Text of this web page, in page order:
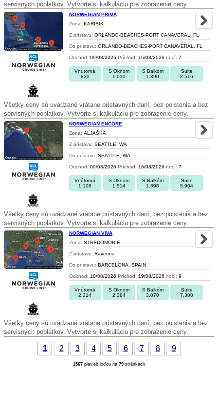
servisných poplatkov. Vytvorte si kalkuláciu pre zobrazenie ceny.
NORWEGIAN PRIMA
Zona: KARIBIK
Z prístavu: ORLANDO-BEACHES-PORT CANAVERAL, FL
Do prístavu: ORLANDO-BEACHES-PORT CANAVERAL, FL
Odchod: 09/08/2026 Príchod: 16/08/2026 nocí: 7
Vnútorná
830
S Oknom
1.010
S Balkóm
1.390
Suite
2.516
Všetky ceny sú uvádzané vrátane prístavných daní, bez poistenia a bez
servisných poplatkov. Vytvorte si kalkuláciu pre zobrazenie ceny.
NORWEGIAN ENCORE
Zona: ALJAŠKA
Z prístavu: SEATTLE, WA
Do prístavu: SEATTLE, WA
Odchod: 09/08/2026 Príchod: 16/08/2026 nocí: 7
Vnútorná
1.108
S Oknom
1.514
S Balkóm
1.898
Suite
5.904
Všetky ceny sú uvádzané vrátane prístavných daní, bez poistenia a bez
servisných poplatkov. Vytvorte si kalkuláciu pre zobrazenie ceny.
NORWEGIAN VIVA
Zona: STREDOMORIE
Z prístavu: Ravenna
Do prístavu: BARCELONA, SPAIN
Odchod: 10/08/2026 Príchod: 19/08/2026 nocí: 9
Vnútorná
2.314
S Oknom
2.384
S Balkóm
3.070
Suite
7.300
Všetky ceny sú uvádzané vrátane prístavných daní, bez poistenia a bez
servisných poplatkov. Vytvorte si kalkuláciu pre zobrazenie ceny.
1 2 3 4 5 6 7 8 9
1567 plavieb loďou na 79 stránkách